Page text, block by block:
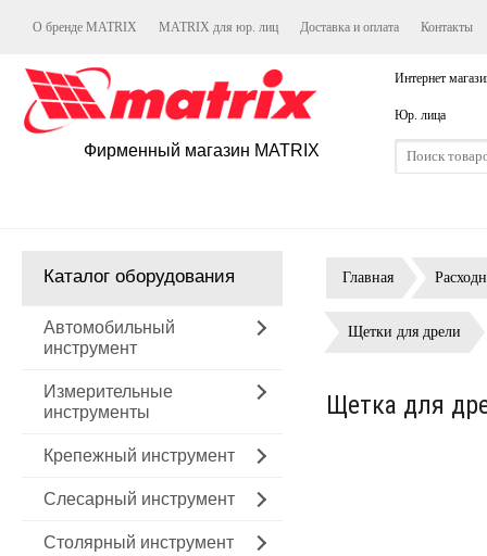
О бренде MATRIX MATRIX для юр. лиц Доставка и оплата Контакты
Фирменный магазин MATRIX
Интернет
Юр. лица
Каталог оборудования
Автомобильный
инструмент
Измерительные
инструменты
Крепежный инструмент
Слесарный инструмент
Столярный инструмент
Главная
Щетки для дрели
Щетка для